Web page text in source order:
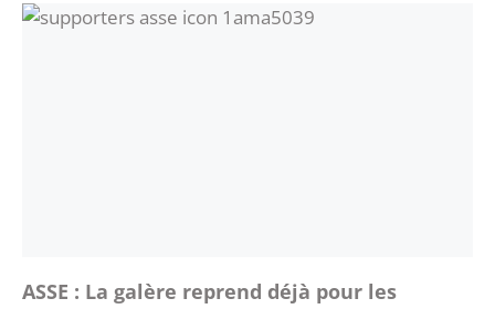
ASSE : La galère reprend déjà pour les